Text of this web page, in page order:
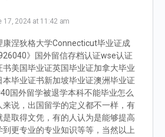
17, 2024 at 11:42 am
康涅狄格大学Connecticut毕业证成
》国外留信存档认证wse认证
书美国毕业证英国毕业证加拿大毕业
毕业证书新加坡毕业证澳洲毕业证
国外留学被退学本科不能毕业怎么
来说，出国留学的定义都不一样，有
是取得文凭，有的人认为是能够提高
更专业的专业知识等等，当然以上